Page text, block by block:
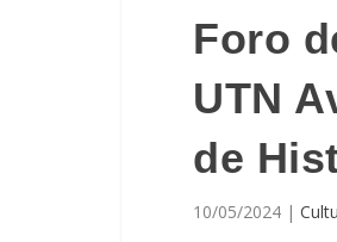
Foro
UTN
de
10/05/2024 |